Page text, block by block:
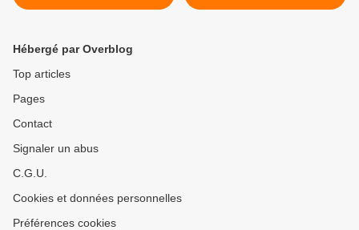
Hautes-Pyrénées >
Hébergé par Overblog
Top articles
Pages
Contact
Signaler un abus
C.G.U.
Cookies et données personnelles
Préférences cookies